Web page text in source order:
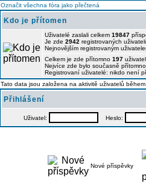
Označit všechna fóra jako přečtená
Kdo je přítomen
Uživatelé zaslali celkem 19847
Je zde 2942 registrovaných
Nejnovějším registrovaným
Celkem je zde přítomno 197
Nejvíce zde bylo současně přítomno
Registrovaní uživatelé: nikdo není
Tato data jsou založena na aktivitě uživatelů
Přihlášení
Uživatel: Heslo:
Nové příspěvky